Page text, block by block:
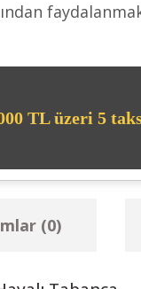
TL üzeri 5
(0)